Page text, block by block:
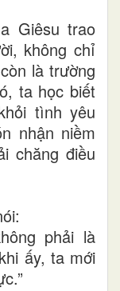
Giêsu trao
không chỉ
là trường
ta học biết
tình yêu
nhận niềm
chăng điều
phải là
ấy, ta mới